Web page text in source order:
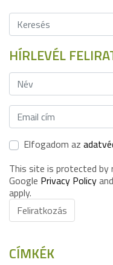
HÍRLEVÉL
Elfogadom az
This site is protected by
Google Privacy Policyand
apply.
Feliratkozás
CÍMKÉK